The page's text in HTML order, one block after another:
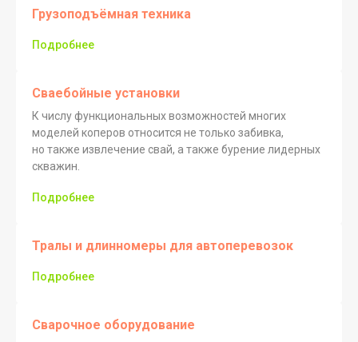
Грузоподъёмная техника
Подробнее
Сваебойные установки
К числу функциональных возможностей многих
моделей коперов относится не только забивка,
но также извлечение свай, а также бурение лидерных
скважин.
Подробнее
Тралы и длинномеры для автоперевозок
Подробнее
Сварочное оборудование